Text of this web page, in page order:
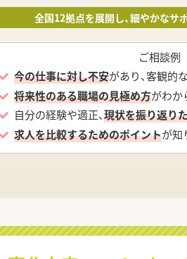
全国12拠点を展開し、細やかなサ
ご相談例
今の仕事に対し不安があり、客観的
将来性のある職場の見極め方がわか
自分の経験や適正、現状を振り返り
求人を比較するためのポイントが知